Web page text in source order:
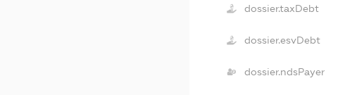
dossier.taxDebt
dossier.esvDebt
dossier.ndsPayer